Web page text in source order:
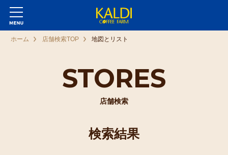
STORES
店舗検索
ホーム 店舗検索TOP 地図とリスト
検索結果